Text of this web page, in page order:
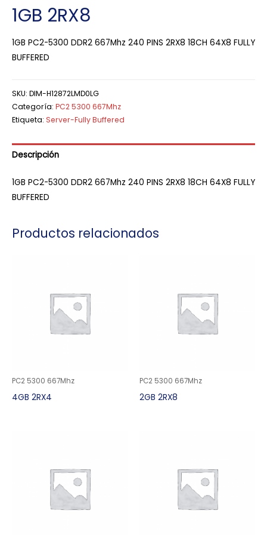
1GB 2RX8
1GB PC2-5300 DDR2 667Mhz 240 PINS 2RX8 18CH 64X8 FULLY
BUFFERED
SKU: DIM-H12872LMD0LG
Categoría: PC2 5300 667Mhz
Etiqueta: Server-Fully Buffered
Descripción
1GB PC2-5300 DDR2 667Mhz 240 PINS 2RX8 18CH 64X8 FULLY
BUFFERED
Productos relacionados
PC2 5300 667Mhz
4GB 2RX4
PC2 5300 667Mhz
2GB 2RX8